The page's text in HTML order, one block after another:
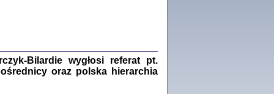
Bilardie wygłosi referat pt.
oraz polska hierarchia